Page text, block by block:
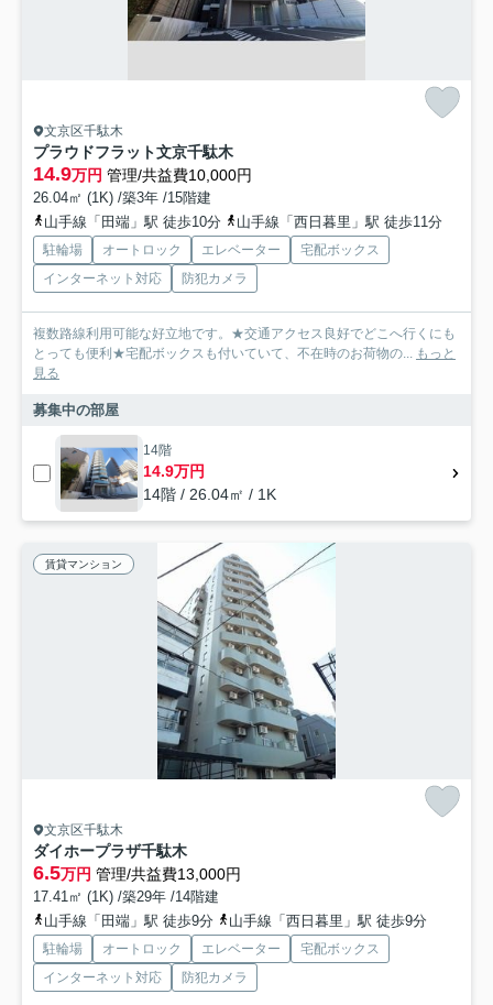
文京区千駄木
プラウドフラット文京千駄木
14.9万円 管理/共益費10,000円
26.04㎡ (1K) /築3年 /15階建
山手線「田端」駅 徒歩10分
山手線「西日暮里」駅 徒歩11分
駐輪場 オートロック エレベーター
宅配ボックス
インターネット対応
防犯カメラ
複数路線利用可能な好立地です。★交通アクセス良好でどこへ行くにも
とっても便利★宅配ボックスも付いていて、不在時のお荷物の... もっと
見る
募集中の部屋
14階
14.9万円
14階 / 26.04㎡ / 1K
賃貸マンション
文京区千駄木
ダイホープラザ千駄木
6.5万円 管理/共益費13,000円
17.41㎡ (1K) /築29年 /14階建
山手線「田端」駅 徒歩9分
山手線「西日暮里」駅 徒歩9分
駐輪場 オートロック エレベーター
宅配ボックス
インターネット対応
防犯カメラ